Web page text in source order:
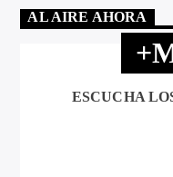
AL AIRE AHORA
ESCUCHA